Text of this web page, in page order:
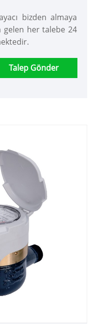
bizden almaya
gelen her talebe 24
Talep Gönder